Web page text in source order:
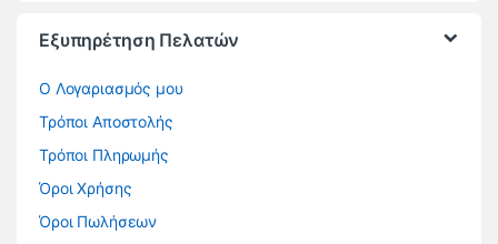
Εξυπηρέτηση Πελατών
O Λογαριασμός μου
Τρόποι Αποστολής
Τρόποι Πληρωμής
Όροι Χρήσης
Όροι Πωλήσεων